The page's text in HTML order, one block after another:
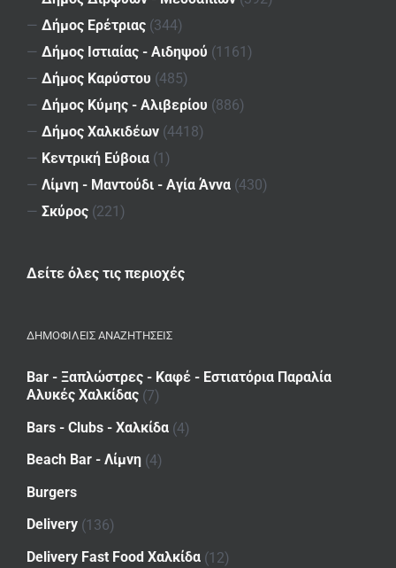
— Δήμος Ερέτριας (344)
— Δήμος Ιστιαίας - Αιδηψού (1161)
— Δήμος Καρύστου (485)
— Δήμος Κύμης - Αλιβερίου (886)
— Δήμος Χαλκιδέων (4418)
— Κεντρική Εύβοια (1)
— Λίμνη - Μαντούδι - Αγία Άννα (430)
— Σκύρος (221)
Δείτε όλες τις περιοχές
ΔΗΜΟΦΙΛΕΙΣ ΑΝΑΖΗΤΗΣΕΙΣ
Bar - Ξαπλώστρες - Καφέ - Εστιατόρια Παραλία
Αλυκές Χαλκίδας (7)
Bars - Clubs - Χαλκίδα (4)
Beach Bar - Λίμνη (4)
Burgers
Delivery (136)
Delivery Fast Food Χαλκίδα (12)